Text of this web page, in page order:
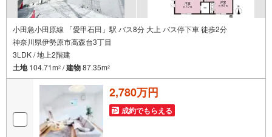
小田急小田原線 「愛甲石田」駅 バス8分 大上 バス停下車 徒歩2分
神奈川県伊勢原市高森台3丁目
3LDK / 地上2階建
土地104.71m2 /建物87.35m2
2,780万円
成約でもらえる